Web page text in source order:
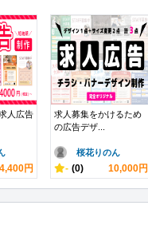
人広告
4,400円
求人募集をかけるため
の広告デザ...
桜花りのん
- (0) 10,000円